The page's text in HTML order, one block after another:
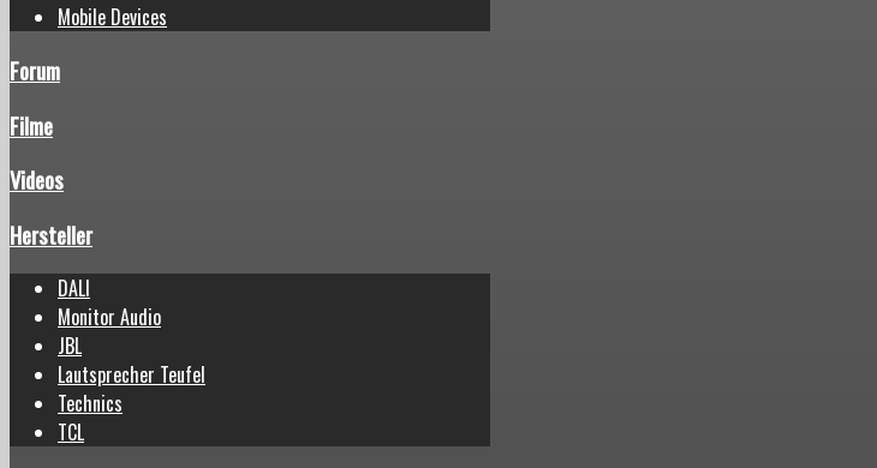
Mobile Devices
Forum
Filme
Videos
Hersteller
DALI
Monitor Audio
JBL
Lautsprecher Teufel
Technics
TCL